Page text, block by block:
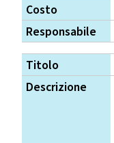
Costo
Responsabile
Titolo
Descrizione